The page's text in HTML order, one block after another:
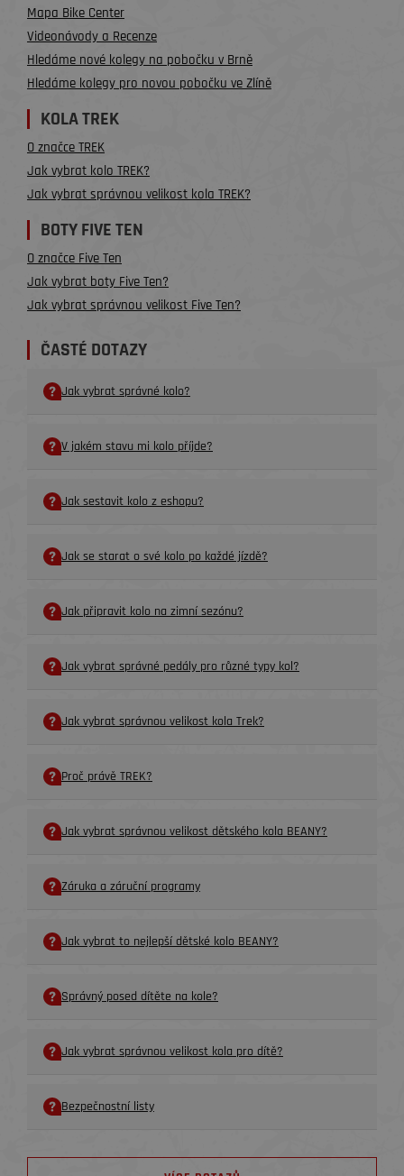
Mapa Bike Center
Videonávody a Recenze
Hledáme nové kolegy na pobočku v Brně
Hledáme kolegy pro novou pobočku ve Zlíně
KOLA TREK
O značce TREK
Jak vybrat kolo TREK?
Jak vybrat správnou velikost kola TREK?
BOTY FIVE TEN
O značce Five Ten
Jak vybrat boty Five Ten?
Jak vybrat správnou velikost Five Ten?
ČASTÉ DOTAZY
Jak vybrat správné kolo?
V jakém stavu mi kolo příjde?
Jak sestavit kolo z eshopu?
Jak se starat o své kolo po každé jízdě?
Jak připravit kolo na zimní sezónu?
Jak vybrat správné pedály pro různé typy kol?
Jak vybrat správnou velikost kola Trek?
Proč právě TREK?
Jak vybrat správnou velikost dětského kola BEANY?
Záruka a záruční programy
Jak vybrat to nejlepší dětské kolo BEANY?
Správný posed dítěte na kole?
Jak vybrat správnou velikost kola pro dítě?
Bezpečnostní listy